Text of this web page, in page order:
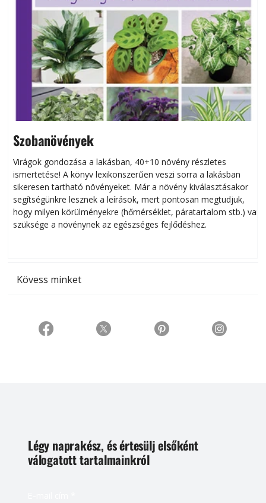
Szobanövények
Virágok gondozása a lakásban, 40+10 növény részletes
ismertetése! A könyv lexikonszerűen veszi sorra a lakásban
sikeresen tart­ha­tó növényeket. Már a növény kiválasztásakor
segítségünkre lesznek a leírások, mert pontosan megtudjuk,
hogy milyen körülményekre (hőmérséklet, páratartalom stb.) van
szüksége a növénynek az egészséges fejlődéshez.
Kövess minket
Légy naprakész, és értesülj elsőként
válogatott tartalmainkról